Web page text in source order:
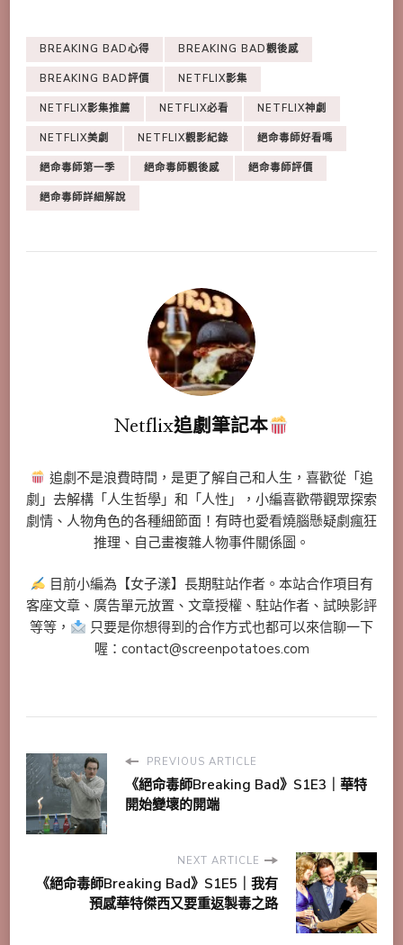
BREAKING BAD心得 BREAKING BAD觀後感
BREAKING BAD評價 NETFLIX影集
NETFLIX影集推薦 NETFLIX必看 NETFLIX神劇
NETFLIX美劇 NETFLIX觀影紀錄 絕命毒師好看嗎
絕命毒師第一季 絕命毒師觀後感 絕命毒師評價
絕命毒師詳細解說
Netflix追劇筆記本
追劇不是浪費時間，是更了解自己和人生，喜歡從「追
劇」去解構「人生哲學」和「人性」，小編喜歡帶觀眾探索
劇情、人物角色的各種細節面！有時也愛看燒腦懸疑劇瘋狂
推理、自己畫複雜人物事件關係圖。
目前小編為【女子漾】長期駐站作者。本站合作項目有
客座文章、廣告單元放置、文章授權、駐站作者、試映影評
等等，
只要是你想得到的合作方式也都可以來信聊一下
喔：contact@screenpotatoes.com
PREVIOUS ARTICLE
《絕命毒師Breaking Bad》S1E3｜華特
開始變壞的開端
NEXT ARTICLE
《絕命毒師Breaking Bad》S1E5｜我有
預感華特傑西又要重返製毒之路